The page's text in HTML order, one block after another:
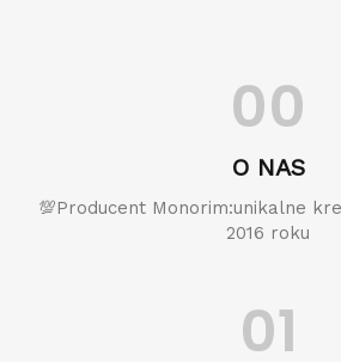
00
O NAS
💯Producent Monorim:unikalne
2016 roku
01